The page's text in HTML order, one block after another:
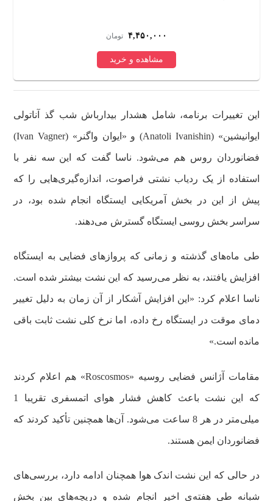
۹,۶۰۴,۰۰۰ تومان
مشاهده و خرید
این تغییرات برنامه، شامل هشدار بیدارباش شب گذ آناتولی
ایوانیشین» (Anatoli Ivanishin) و «ایوان واگنر» (Ivan Vagner)
فضانوردان روس هم می‌شود. ناسا گفت که این سه نفر با
استفاده از یک ردیاب نشتی فراصوت، اندازه‌گیری‌هایی را که
پیش از این در بخش آمریکایی ایستگاه انجام شده بود، در
سراسر بخش روسی ایستگاه گسترش می‌دهند.
طی ماه‌های گذشته و زمانی که پروازهای فضایی به ایستگاه
افزایش یافتند، به نظر می‌رسید که این نشت بیشتر شده است.
ناسا اعلام کرد: «این افزایش آشکار از آن زمان به دلیل تغییر
دمای موقت در ایستگاه رخ داده، اما نرخ کلی نشت ثابت باقی
مانده است.»
مقامات آژانس فضایی روسیه «Roscosmos» هم اعلام کردند
که این نشت باعث کاهش فشار هوای اتمسفری تقریبا 1
میلی‌متر در هر 8 ساعت می‌شود. آن‌ها همچنین تأکید کردند که
فضانوردان ایمن هستند.
در حالی که این نشت اندک هوا همچنان ادامه دارد، بررسی‌های
شبانه طی هفته‌ی اخیر انجام شده و دریچه‌های بین بخش